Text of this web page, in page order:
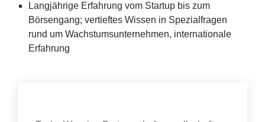
Langjährige Erfahrung vom Startup bis zum
Börsengang; vertieftes Wissen in Spezialfragen
rund um Wachstumsunternehmen, internationale
Erfahrung